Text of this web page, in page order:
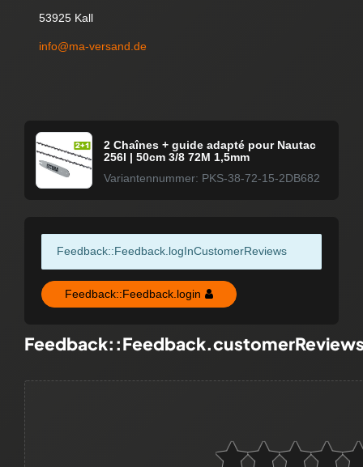
53925 Kall
info@ma-versand.de
2 Chaînes + guide adapté pour Nautac
256I | 50cm 3/8 72M 1,5mm
Variantennummer: PKS-38-72-15-2DB682
Feedback::Feedback.logInCustomerReviews
Feedback::Feedback.login